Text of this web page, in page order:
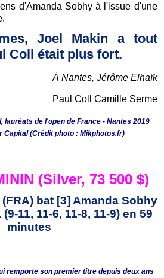
d'Amanda Sobhy à l'issue d'une
Joel Makin a tout
Coll était plus fort.
À Nantes, Jérôme Elhaïk
lauréats de l'open de France - Nantes 2019
Capital (Crédit photo : Mikphotos.fr)
(Silver, 73 500 $)
bat [3] Amanda Sobhy
11, 11-6, 11-8, 11-9) en 59
minutes
remporte son premier titre depuis deux ans